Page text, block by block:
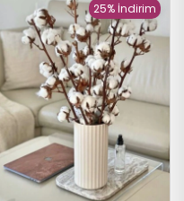
25% İndirim